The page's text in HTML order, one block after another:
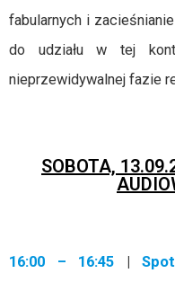
fabularnych i
do udziału w tej
nieprzewidywalnej fazie
SOBOTA,
16:00 – 16:45 |